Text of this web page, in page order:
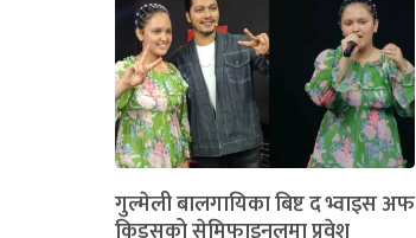
गुल्मेली बालगायिका बिष्ट द भ्वाइस अफ